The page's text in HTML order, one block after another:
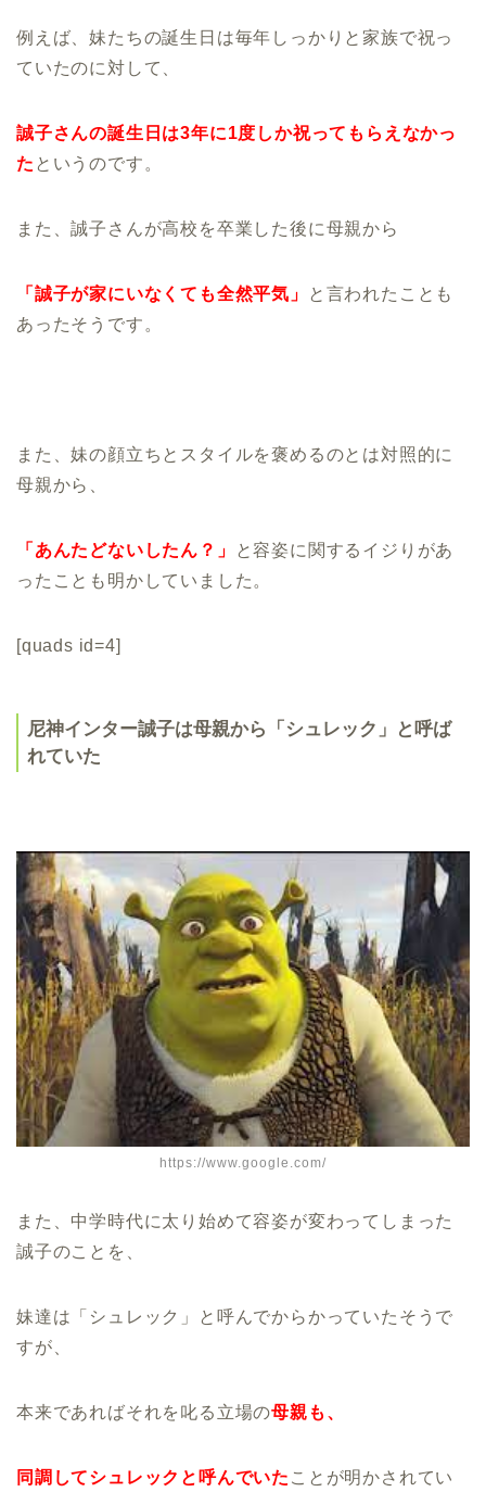
例えば、妹たちの誕生日は毎年しっかりと家族で祝っ
ていたのに対して、
誠子さんの誕生日 は3年に1度しか祝ってもらえなかっ
た というのです。
また、誠子さんが高校を卒業した後に母親から
「誠子が家にいなくても全然平気」
と言われたことも
あったそうです。
また、妹の顔立ちとスタイルを褒めるのとは対照的に
母親から、
「あんたどないしたん？」
と容姿に関するイジりがあ
ったことも明かしていました。
[quads id=4]
尼神インター誠子は母親から「シュレック」と呼ば
れていた
https://www.google.com/
また、中学時代に太り始めて容姿が変わってしまった
誠子のことを、
妹達は「シュレック」と呼んでからかっていたそうで
すが、
本来であればそれを叱る立場の母親も、
同調してシュ レックと呼んでいた ことが明かされてい